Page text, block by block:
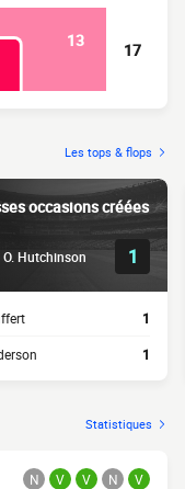
13
17
Les tops & flops
occasions créées
O. Hutchinson 1
1
1
Statistiques
N V V N V